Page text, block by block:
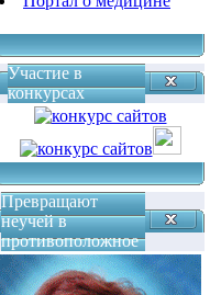
Участие в
конкурсах
Превращают
неучей в
противоположное